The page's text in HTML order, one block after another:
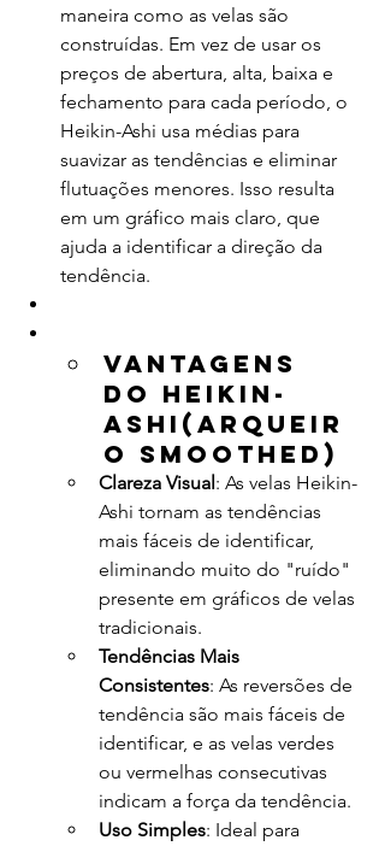
maneira como as velas são
construídas. Em vez de usar os
preços de abertura, alta, baixa e
fechamento para cada período, o
Heikin-Ashi usa médias para
suavizar as tendências e eliminar
flutuações menores. Isso resulta
em um gráfico mais claro, que
ajuda a identificar a direção da
tendência.
Vantagens
do Heikin-
Ashi(Arqueir
o Smoothed)
Clareza Visual : As velas Heikin-
Ashi tornam as tendências
mais fáceis de identificar,
eliminando muito do "ruído"
presente em gráficos de velas
tradicionais.
Tendências Mais
Consistentes: As reversões de
tendência são mais fáceis de
identificar, e as velas verdes
ou vermelhas consecutivas
indicam a força da tendência.
Uso Simples: Ideal para